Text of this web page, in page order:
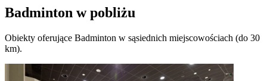
Badminton w pobliżu
Obiekty oferujące Badminton w sąsiednich miejscowościach (do 30
km).